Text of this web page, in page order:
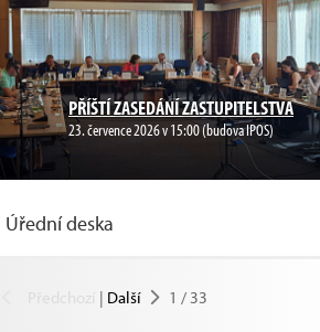
PŘÍŠTÍ ZASEDÁNÍ ZASTUPITELSTVA
23. července 2026 v 15:00 (budova IPOS)
Úřední deska
| Další 1 / 33